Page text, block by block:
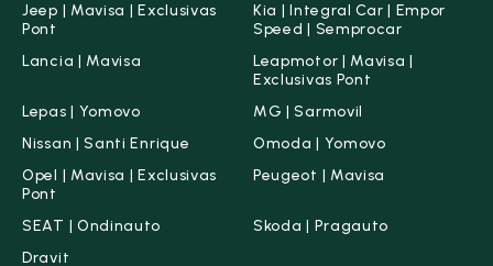
Jeep | Mavisa | Exclusivas
Pont
Kia | Integral Car | Empor
Speed | Semprocar
Lancia | Mavisa
Leapmotor | Mavisa |
Exclusivas Pont
Lepas | Yomovo
MG | Sarmovil
Nissan | Santi Enrique
Omoda | Yomovo
Opel | Mavisa | Exclusivas
Pont
Peugeot | Mavisa
SEAT | Ondinauto
Skoda | Pragauto
Dravit